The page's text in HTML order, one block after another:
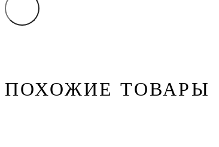
ПОХОЖИЕ ТОВАРЫ